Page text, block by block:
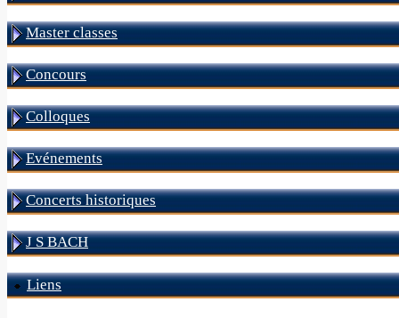
Master classes
Concours
Colloques
Evénements
Concerts historiques
J S BACH
Liens